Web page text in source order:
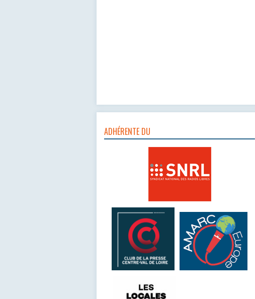
ADHÉRENTE DU